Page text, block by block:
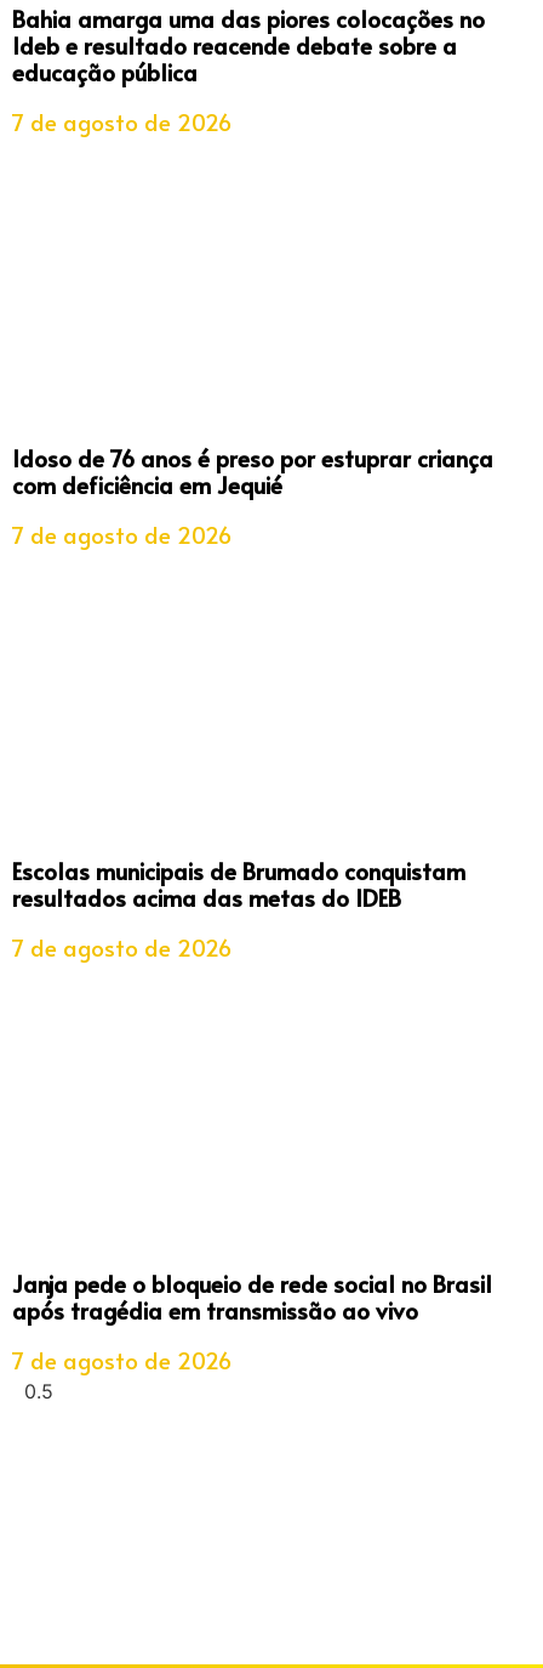
Bahia amarga uma das piores colocações no
Ideb e resultado reacende debate sobre a
educação pública
7 de agosto de 2026
Idoso de 76 anos é preso por estuprar criança
com deficiência em Jequié
7 de agosto de 2026
Escolas municipais de Brumado conquistam
resultados acima das metas do IDEB
7 de agosto de 2026
Janja pede o bloqueio de rede social no Brasil
após tragédia em transmissão ao vivo
7 de agosto de 2026